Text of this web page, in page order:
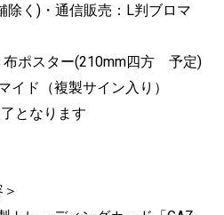
除く)・通信販売：L判ブロマ
布ポスター(210mm四方 予定)
イド（複製サイン入り）
となります